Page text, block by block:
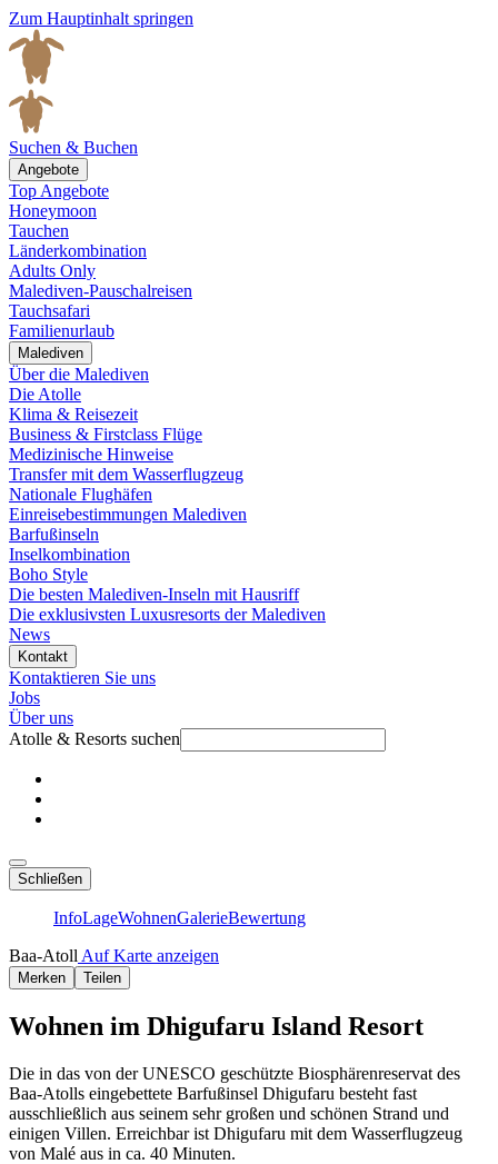
Zum Hauptinhalt springen
Suchen & Buchen
Angebote
Top Angebote
Honeymoon
Tauchen
Länderkombination
Adults Only
Malediven-Pauschalreisen
Tauchsafari
Familienurlaub
Malediven
Über die Malediven
Die Atolle
Klima & Reisezeit
Business & Firstclass Flüge
Medizinische Hinweise
Transfer mit dem Wasserflugzeug
Nationale Flughäfen
Einreisebestimmungen Malediven
Barfußinseln
Inselkombination
Boho Style
Die besten Malediven-Inseln mit Hausriff
Die exklusivsten Luxusresorts der Malediven
News
Kontakt
Kontaktieren Sie uns
Jobs
Über uns
Atolle & Resorts suchen
Schließen
InfoLageWohnenGalerieBewertung
Baa-Atoll Auf Karte anzeigen
Merken Teilen
Wohnen im Dhigufaru Island Resort
Die in das von der UNESCO geschützte Biosphärenreservat des
Baa-Atolls eingebettete Barfußinsel Dhigufaru besteht fast
ausschließlich aus seinem sehr großen und schönen Strand und
einigen Villen. Erreichbar ist Dhigufaru mit dem Wasserflugzeug
von Malé aus in ca. 40 Minuten.